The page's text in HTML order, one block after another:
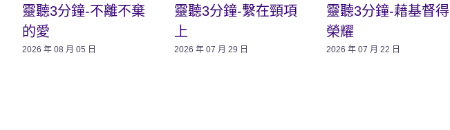
靈聽3分鐘-不離不棄
的愛
2026 年 08 月 05 日
靈聽3分鐘-繫在頸項
上
2026 年 07 月 29 日
靈聽3分鐘-藉基督得
榮耀
2026 年 07 月 22 日